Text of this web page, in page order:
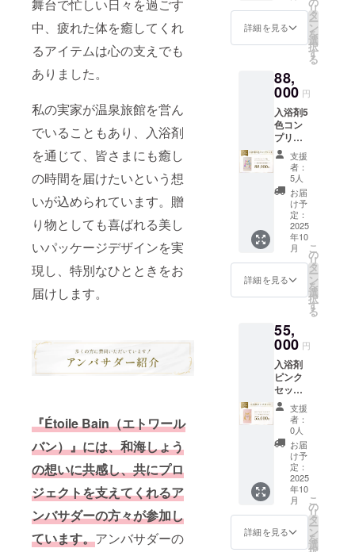
舞台で忙しい日々を過ごす
中、疲れた体を癒してくれ
るアイテムは心の支えでも
ありました。
私の実家が温泉旅館を営ん
でいることもあり、入浴剤
を通じて、皆さまにも癒し
の時間を届けたいという想
いが込められています。贈
り物としても喜ばれる美し
いパッケージデザインを実
現し、特別なひとときをお
届けします。
『Étoile Bain（エトワール
バン）』には、和海しょう
の想いに共感し、共にプロ
ジェクトを支えてくれるア
ンバサダーの方々が参加し
ています。アンバサダーの
ムにて
もとに
調合さ
ます。
泉で
「美肌
いま
す。
【香
り】 皆
様のア
ンケー
ト(本プ
ロジェ
クト期
間中に
google
フォー
ムにて
募集)を
もとに
せてい
ただき
さい。
【成
で調合
してお
りま
す。秀
麗な犬
鳴山系
のふも
と脇田
温泉
は、元
禄十六
年「筑
前続風
土記」
に記さ
れた温
泉で
ばれて
いま
す。
【香
り】 皆
様のア
ンケー
ト(本プ
ロジェ
クト期
間中に
google
フォー
ムにて
募集)を
調合さ
せてい
パック
×6ヶ月
分＝6
パック
袋）お
届けし
ます。
【ご利
用方
法】 浴
槽の湯
（約
200L）
に１包
を入
れ、よ
くかき
混ぜて
からご
入浴下
さい。
の成分
で調合
してお
りま
す。秀
麗な犬
鳴山系
のふも
と脇田
温泉
は、元
禄十六
年「筑
前続風
土記」
に記さ
れた温
詳細を見る
リ
タ
ー
ン
を
選
択
す
る
88,
000 円
入浴剤5
色コン
プリー
ト【年
間コー
ス】 ピ
ンク・
イエ
ロー・
グリー
ン・ブ
ルー・
パープ
ルの各
色24袋
（合計
120袋）
の入浴
剤贅沢
セッ
ト。香
りの変
化を1年
間楽し
めま
す。
【ご利
用方
法】 浴
槽の湯
（約
200L）
に１包
を入
支援
者：
5人
お届
け予
定：
2025
年10
月
詳細を見る
こ
の
リ
タ
ー
ン
を
選
択
す
る
55,
000 円
入浴剤
ピンク
セット
【年間
コー
ス】 華
やかで
優雅な
香りの
ピンク
入浴剤1
パック
10袋入
り×12ヶ
月分
支援
者：
0人
お届
け予
定：
2025
年10
月
詳細を見る
こ
の
リ
タ
ー
ン
を
選